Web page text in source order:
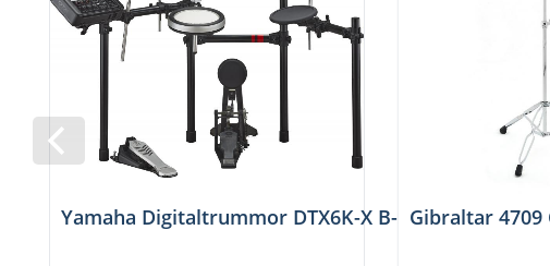
Yamaha Digitaltrummor DTX6K-X B-stockGibraltar 4709